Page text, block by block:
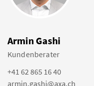
Armin Gashi
Kundenberater
+41 62 865 16 40
armin.gashi@axa.ch